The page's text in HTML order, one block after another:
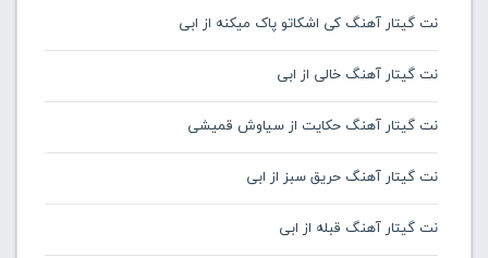
نت گیتار آهنگ کی اشکاتو پاک میکنه از ابی
نت گیتار آهنگ خالی از ابی
نت گیتار آهنگ حکایت از سیاوش قمیشی
نت گیتار آهنگ حریق سبز از ابی
نت گیتار آهنگ قبله از ابی